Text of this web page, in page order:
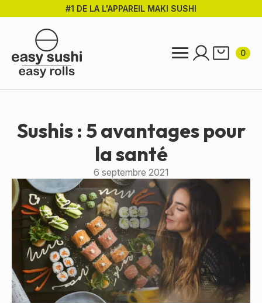
contenu
principal
#1 DE LA L'APPAREIL MAKI SUSHI
0
Sushis : 5 avantages pour
la santé
6 septembre 2021